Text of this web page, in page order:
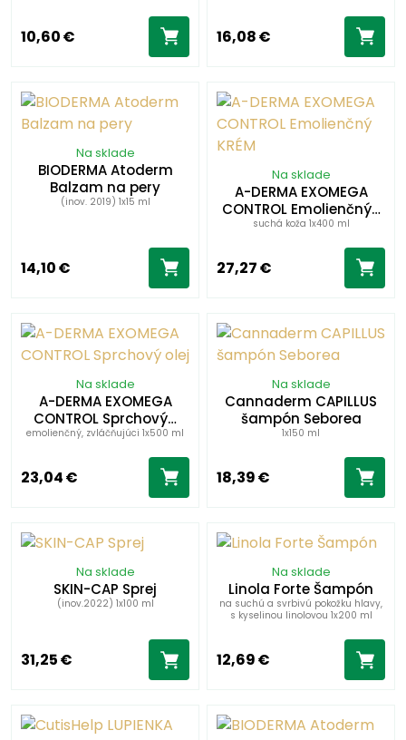
10,60 € 16,08 €
Na sklade
BIODERMA Atoderm
Balzam na pery
(inov. 2019) 1x15 ml
14,10 €
Na sklade
A-DERMA EXOMEGA
CONTROL Emolienčný…
suchá koža 1x400 ml
27,27 €
Na sklade
A-DERMA EXOMEGA
CONTROL Sprchový…
emolienčný, zvláčňujúci 1x500 ml
23,04 €
Na sklade
Cannaderm CAPILLUS
šampón Seborea
1x150 ml
18,39 €
Na sklade
SKIN-CAP Sprej
(inov.2022) 1x100 ml
31,25 €
Na sklade
Linola Forte Šampón
na suchú a svrbivú pokožku hlavy,
s kyselinou linolovou 1x200 ml
12,69 €